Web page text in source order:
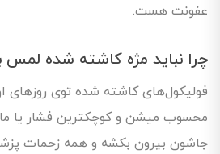
عفونت هست.
چرا نباید مژه کاشته شده لمس
فولیکول‌های کاشته شده توی روزهای
محسوب میشن و کوچکترین فشار یا
جاشون بیرون بکشه و همه زحمات